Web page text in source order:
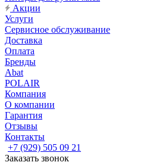
Акции
Услуги
Сервисное обслуживание
Доставка
Оплата
Бренды
Abat
POLAIR
Компания
О компании
Гарантия
Отзывы
Контакты
+7 (929) 505 09 21
Заказать звонок